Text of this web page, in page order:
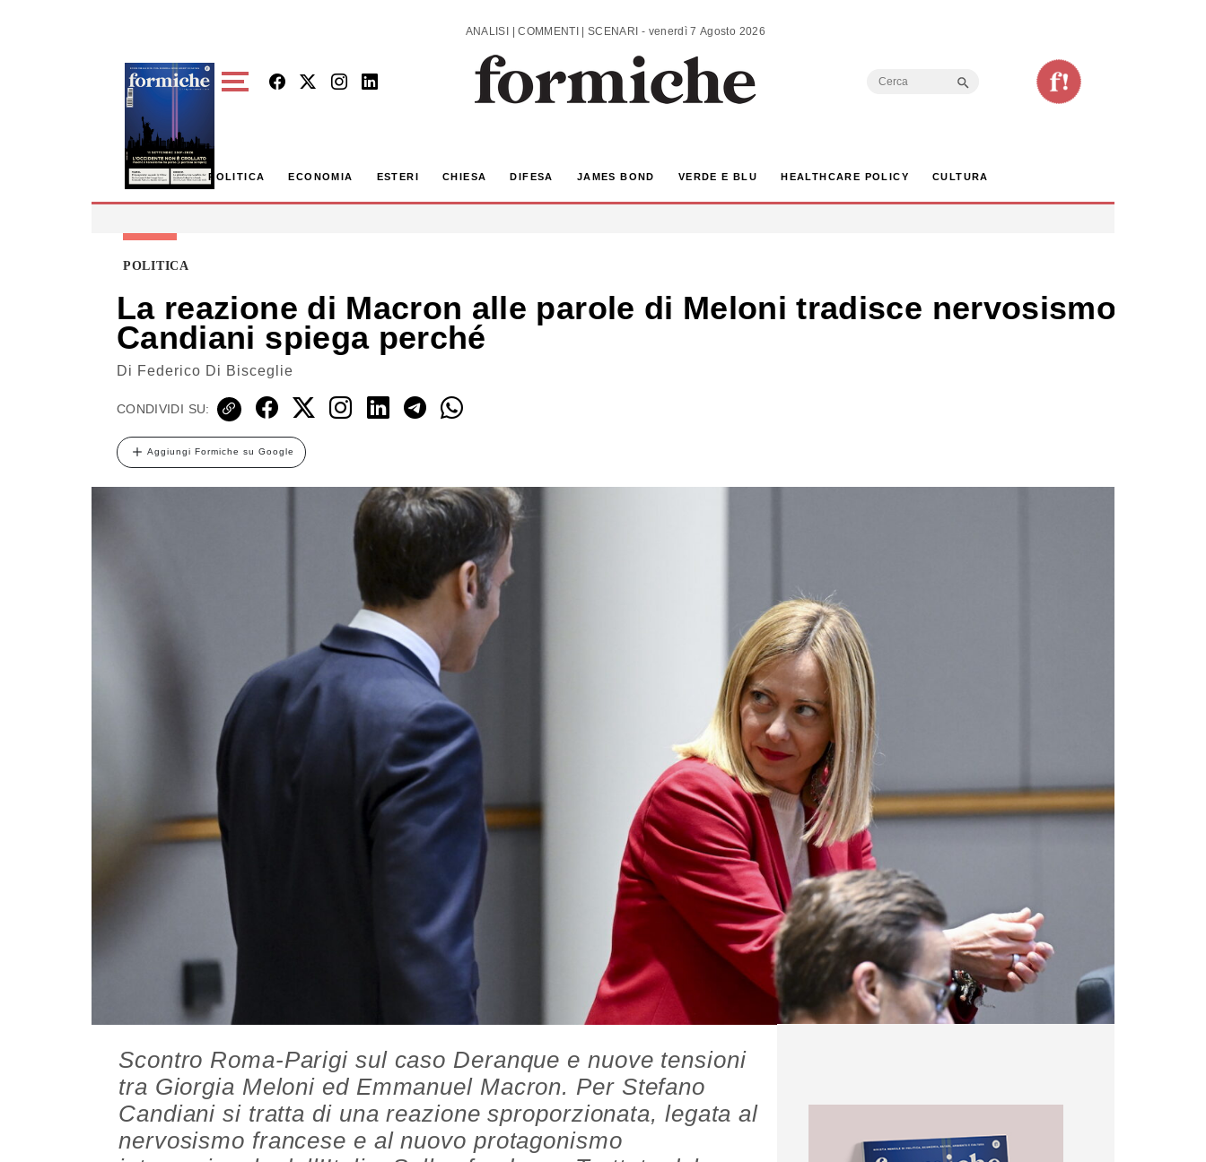
ANALISI | COMMENTI | SCENARI - venerdì 7 Agosto 2026
Search
POLITICA ECONOMIA ESTERI CHIESA DIFESA JAMES BOND VERDE E BLU HEALTHCARE POLICY CULTURA
POLITICA
La reazione di Macron alle parole di Meloni tradisce nervosismo.
Candiani spiega perché
Di Federico Di Bisceglie
CONDIVIDI SU:
Aggiungi Formiche su Google
Scontro Roma-Parigi sul caso Deranque e nuove tensioni
tra Giorgia Meloni ed Emmanuel Macron. Per Stefano
Candiani si tratta di una reazione sproporzionata, legata al
nervosismo francese e al nuovo protagonismo